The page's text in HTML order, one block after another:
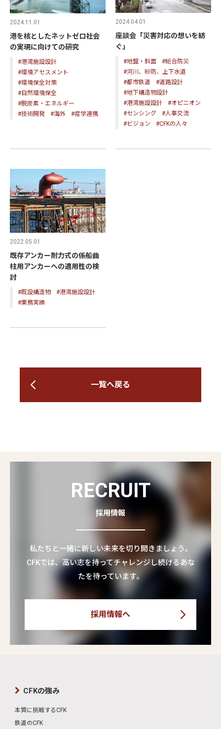
2024.11.01
港を核としたネットゼロ社会
の実現に向けての研究
#港湾施設設計
#環境アセスメント
#環境保全対策
#自然環境保全
#脱炭素・エネルギー
#技術開発
#海外 #産学連携
2024.04.01
座談会「災害対応の想いを紡
ぐ」
#地盤・斜面
#総合防災
#河川、砂防、上下水道
#都市鉄道
#道路設計
#地下構造物設計
#港湾施設設計
#オピニオン
#センシング
#人事交流
#ビジョン
#CFKの人々
2022.05.01
既存アンカー耐力式の係船曲
柱用アンカーへの適用性の検
討
#既設構造物
#港湾施設設計
#業務実績
一覧へ戻る
RECRUIT
採用情報
私たちと一緒に新しい未来を切り開きましょう。
CFKでは、高い志を持ってチャレンジし続けるあな
たを待っています。
採用情報へ
CFKの強み
本質に挑戦するCFK
鉄道のCFK